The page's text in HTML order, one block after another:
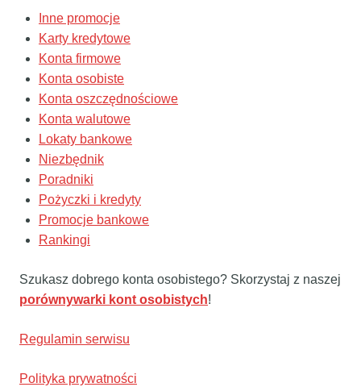
Inne promocje
Karty kredytowe
Konta firmowe
Konta osobiste
Konta oszczędnościowe
Konta walutowe
Lokaty bankowe
Niezbędnik
Poradniki
Pożyczki i kredyty
Promocje bankowe
Rankingi
Szukasz dobrego konta osobistego? Skorzystaj z naszej
porównywarki kont osobistych!
Regulamin serwisu
Polityka prywatności